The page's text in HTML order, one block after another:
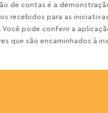
de contas é a
recebidos para as
Você pode conferir a
que são encaminhados à